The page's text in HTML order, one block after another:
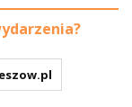
na Jasną
osoby ranne,